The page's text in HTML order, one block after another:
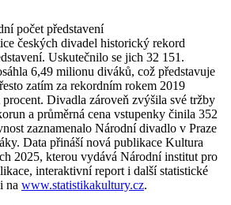
počet představení
českých divadel historický rekord
Uskutečnilo se jich 32 151.
6,49 milionu diváků, což představuje
zatím za rekordním rokem 2019
Divadla zároveň zvýšila své tržby
a průměrná cena vstupenky činila 352
zaznamenalo Národní divadlo v Praze
Data přináší nová publikace Kultura
2025, kterou vydává Národní institut pro
interaktivní report i další statistické
na www.statistikakultury.cz.